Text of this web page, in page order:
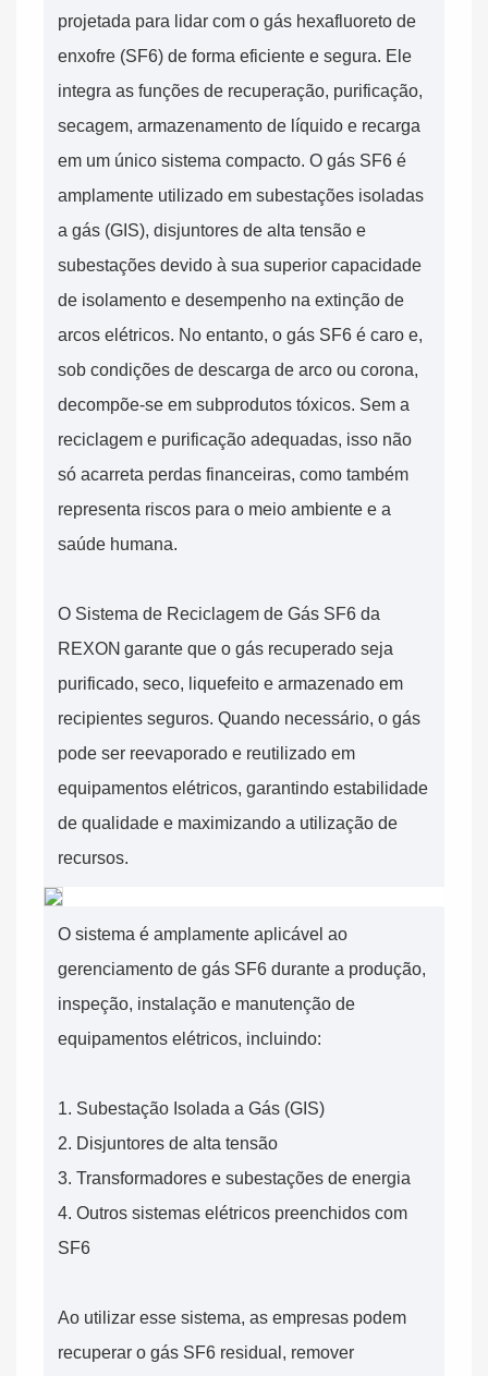
projetada para lidar com o gás hexafluoreto de
enxofre (SF6) de forma eficiente e segura. Ele
integra as funções de recuperação, purificação,
secagem, armazenamento de líquido e recarga
em um único sistema compacto. O gás SF6 é
amplamente utilizado em subestações isoladas
a gás (GIS), disjuntores de alta tensão e
subestações devido à sua superior capacidade
de isolamento e desempenho na extinção de
arcos elétricos. No entanto, o gás SF6 é caro e,
sob condições de descarga de arco ou corona,
decompõe-se em subprodutos tóxicos. Sem a
reciclagem e purificação adequadas, isso não
só acarreta perdas financeiras, como também
representa riscos para o meio ambiente e a
saúde humana.
O Sistema de Reciclagem de Gás SF6 da
REXON garante que o gás recuperado seja
purificado, seco, liquefeito e armazenado em
recipientes seguros. Quando necessário, o gás
pode ser reevaporado e reutilizado em
equipamentos elétricos, garantindo estabilidade
de qualidade e maximizando a utilização de
recursos.
O sistema é amplamente aplicável ao
gerenciamento de gás SF6 durante a produção,
inspeção, instalação e manutenção de
equipamentos elétricos, incluindo:
1. Subestação Isolada a Gás (GIS)
2. Disjuntores de alta tensão
3. Transformadores e subestações de energia
4. Outros sistemas elétricos preenchidos com
SF6
Ao utilizar esse sistema, as empresas podem
recuperar o gás SF6 residual, remover